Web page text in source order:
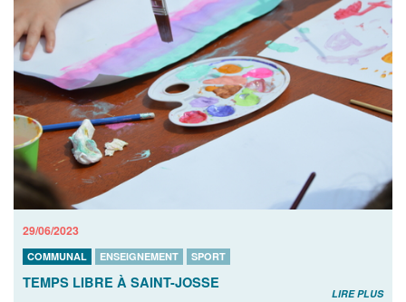
29/06/2023
COMMUNAL ENSEIGNEMENT SPORT
TEMPS LIBRE À SAINT-JOSSE
LIRE PLUS